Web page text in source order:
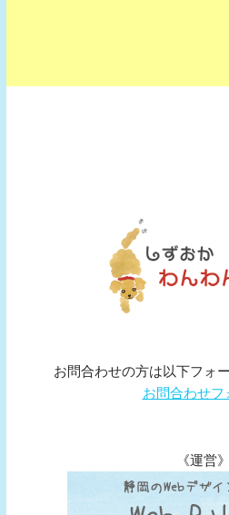
お問合わせの方は以下フォ
お問合わせフ
《運営》